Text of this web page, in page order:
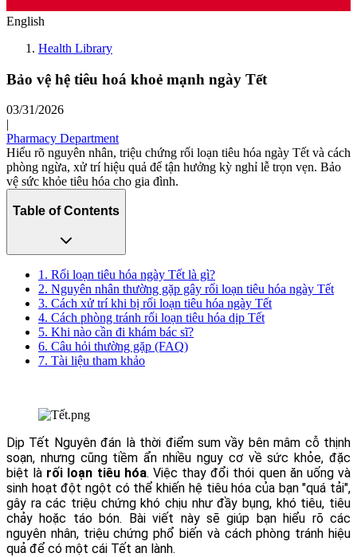
English
Health Library
Bảo vệ hệ tiêu hoá khoẻ mạnh ngày Tết
03/31/2026
|
Pharmacy Department
Hiểu rõ nguyên nhân, triệu chứng rối loạn tiêu hóa ngày Tết và cách
phòng ngừa, xử trí hiệu quả để tận hưởng kỳ nghỉ lễ trọn vẹn. Bảo
vệ sức khỏe tiêu hóa cho gia đình.
Table of Contents
1. Rối loạn tiêu hóa ngày Tết là gì?
2. Nguyên nhân thường gặp gây rối loạn tiêu hóa ngày Tết
3. Cách xử trí khi bị rối loạn tiêu hóa ngày Tết
4. Cách phòng tránh rối loạn tiêu hóa dịp Tết
5. Khi nào cần đi khám bác sĩ?
6. Câu hỏi thường gặp (FAQ)
7. Tài liệu tham khảo
Dịp Tết Nguyên đán là thời điểm sum vầy bên mâm cỗ thịnh
soạn, nhưng cũng tiềm ẩn nhiều nguy cơ về sức khỏe, đặc
biệt là rối loạn tiêu hóa. Việc thay đổi thói quen ăn uống và
sinh hoạt đột ngột có thể khiến hệ tiêu hóa của bạn "quá tải",
gây ra các triệu chứng khó chịu như đầy bụng, khó tiêu, tiêu
chảy hoặc táo bón. Bài viết này sẽ giúp bạn hiểu rõ các
nguyên nhân, triệu chứng phổ biến và cách phòng tránh hiệu
quả để có một cái Tết an lành.